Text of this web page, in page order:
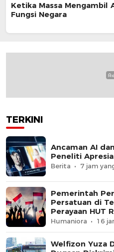
Ketika Massa Mengambil
Fungsi Negara
TERKINI
Ancaman AI
Peneliti
Berita 7 jam
Pemerintah
Persatuan di
Perayaan HUT
Humaniora 16
Welfizon Yuza